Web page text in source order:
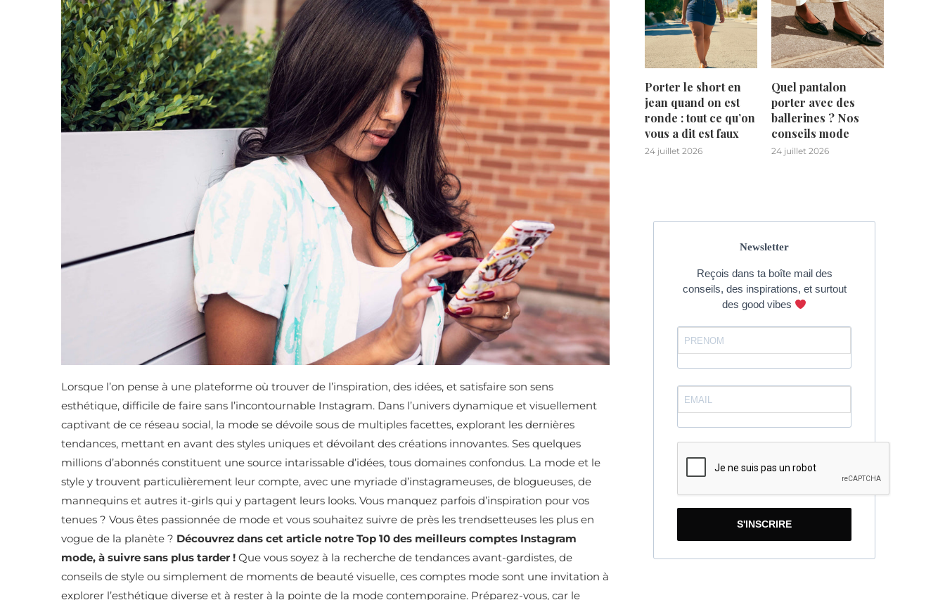
Lorsque l’on pense à une plateforme où trouver de l’inspiration, des idées, et satisfaire son sens
esthétique, difficile de faire sans l’incontournable Instagram. Dans l’univers dynamique et visuellement
captivant de ce réseau social, la mode se dévoile sous de multiples facettes, explorant les dernières
tendances, mettant en avant des styles uniques et dévoilant des créations innovantes. Ses quelques
millions d’abonnés constituent une source intarissable d’idées, tous domaines confondus. La mode et le
style y trouvent particulièrement leur compte, avec une myriade d’instagrameuses, de blogueuses, de
mannequins et autres it-girls qui y partagent leurs looks. Vous manquez parfois d’inspiration pour vos
tenues ? Vous êtes passionnée de mode et vous souhaitez suivre de près les trendsetteuses les plus en
vogue de la planète ? Découvrez dans cet article notre Top 10 des meilleurs comptes Instagram
mode, à suivre sans plus tarder ! Que vous soyez à la recherche de tendances avant-gardistes, de
conseils de style ou simplement de moments de beauté visuelle, ces comptes mode sont une invitation à
explorer l’esthétique diverse et à rester à la pointe de la mode contemporaine. Préparez-vous, car le
Porter le short en
jean quand on est
ronde : tout ce qu’on
vous a dit est faux
24 juillet 2026
Quel pantalon
porter avec des
ballerines ? Nos
conseils mode
24 juillet 2026
Newsletter
Reçois dans ta boîte mail des
conseils, des inspirations, et surtout
des good vibes
S'INSCRIRE